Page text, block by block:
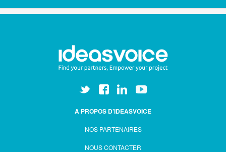
A PROPOS D’IDEASVOICE
NOS PARTENAIRES
NOUS CONTACTER